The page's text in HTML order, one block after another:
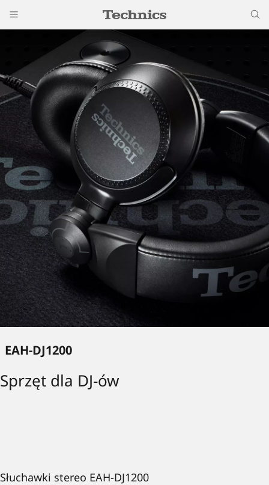
Słuchawki stereo EAH-DJ1200
EAH-DJ1200
Sprzęt dla DJ-ów